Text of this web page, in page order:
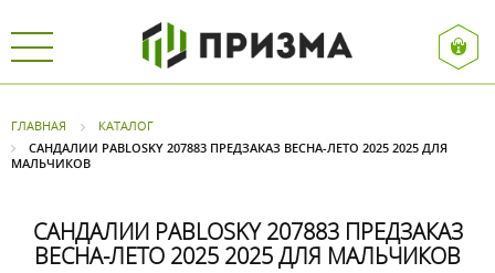
ГЛАВНАЯ
КАТАЛОГ
САНДАЛИИ PABLOSKY 207883 ПРЕДЗАКАЗ ВЕСНА-ЛЕТО 2025 2025 ДЛЯ
МАЛЬЧИКОВ
САНДАЛИИ PABLOSKY 207883 ПРЕДЗАКАЗ
ВЕСНА-ЛЕТО 2025 2025 ДЛЯ МАЛЬЧИКОВ